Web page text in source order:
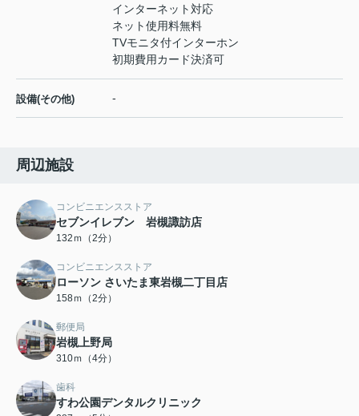
インターネット対応
ネット使用料無料
TVモニタ付インターホン
初期費用カード決済可
設備(その他) -
周辺施設
コンビニエンスストア
セブンイレブン 岩槻諏訪店
132ｍ（2分）
コンビニエンスストア
ローソン さいたま東岩槻二丁目店
158ｍ（2分）
郵便局
岩槻上野局
310ｍ（4分）
歯科
すわ公園デンタルクリニック